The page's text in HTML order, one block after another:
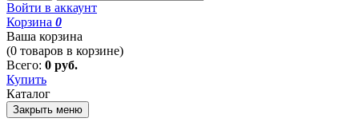
Войти в аккаунт
Корзина 0
Ваша корзина
(0 товаров в корзине)
Всего: 0 руб.
Купить
Каталог
Закрыть меню